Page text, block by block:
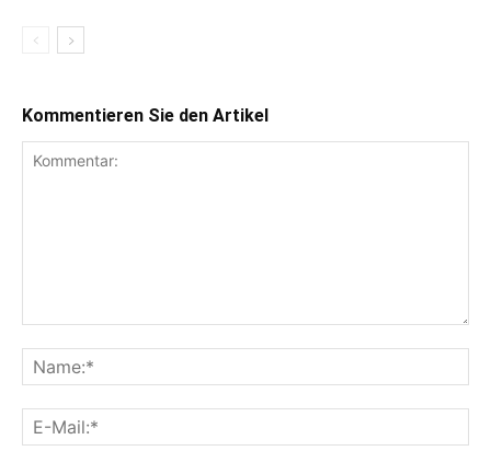
Kommentieren Sie den Artikel